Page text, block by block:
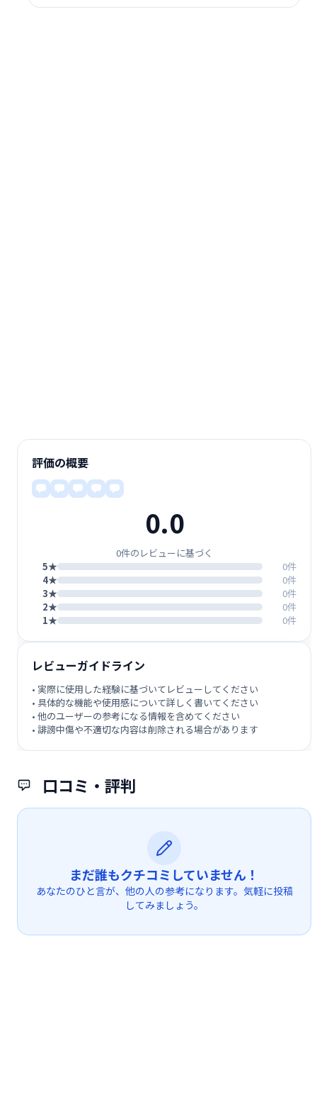
口コミ・評判
まだ誰もクチコミしていません！
あなたのひと言が、他の人の参考になります。気軽に投稿
してみましょう。
評価の概要
0.0
0件のレビューに基づく
5★
0件
4★
0件
3★
0件
2★
0件
1★
0件
レビューガイドライン
• 実際に使用した経験に基づいてレビューしてください
• 具体的な機能や使用感について詳しく書いてください
• 他のユーザーの参考になる情報を含めてください
• 誹謗中傷や不適切な内容は削除される場合があります